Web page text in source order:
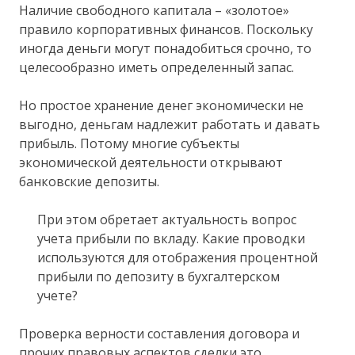
Наличие свободного капитала – «золотое»
правило корпоративных финансов. Поскольку
иногда деньги могут понадобиться срочно, то
целесообразно иметь определенный запас.
Но простое хранение денег экономически не
выгодно, деньгам надлежит работать и давать
прибыль. Потому многие субъекты
экономической деятельности открывают
банковские депозиты.
При этом обретает актуальность вопрос
учета прибыли по вкладу. Какие проводки
используются для отображения процентной
прибыли по депозиту в бухгалтерском
учете?
Проверка верности составления договора и